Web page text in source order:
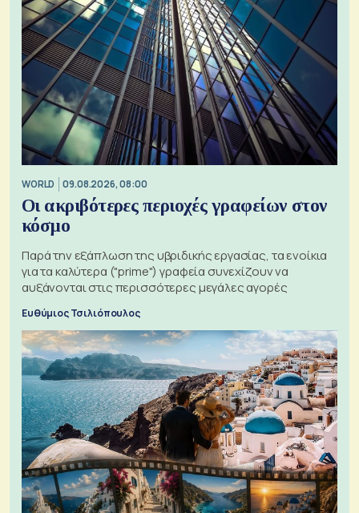
WORLD 09.08.2026, 08:00
Οι ακριβότερες περιοχές γραφείων στον
κόσμο
Παρά την εξάπλωση της υβριδικής εργασίας, τα ενοίκια
για τα καλύτερα ("prime") γραφεία συνεχίζουν να
αυξάνονται στις περισσότερες μεγάλες αγορές
Ευθύμιος Τσιλιόπουλος